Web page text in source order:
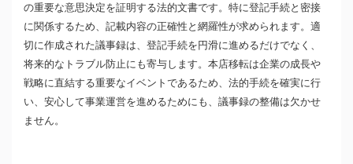
の重要な意思決定を証明する法的文書です。特に登記手続と密接
に関係するため、記載内容の正確性と網羅性が求められます。適
切に作成された議事録は、登記手続を円滑に進めるだけでなく、
将来的なトラブル防止にも寄与します。本店移転は企業の成長や
戦略に直結する重要なイベントであるため、法的手続を確実に行
い、安心して事業運営を進めるためにも、議事録の整備は欠かせ
ません。